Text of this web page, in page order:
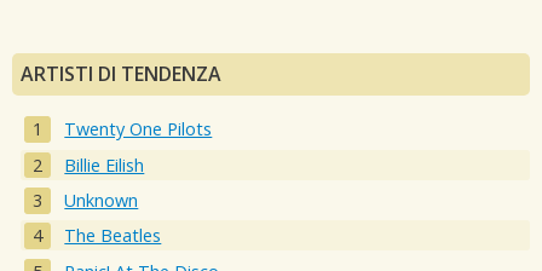
ARTISTI DI TENDENZA
Twenty One Pilots
Billie Eilish
Unknown
The Beatles